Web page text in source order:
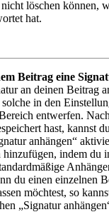
löschen können,
hat.
Beitrag eine
an deinen Beitrag
solche in den
entwerfen.
hast, kannst
anhängen“
hinzufügen, indem du
du einen einzelnen
möchtest, so
„Signatur